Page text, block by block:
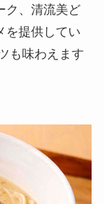
ク、清流美ど
を提供してい
も味わえます